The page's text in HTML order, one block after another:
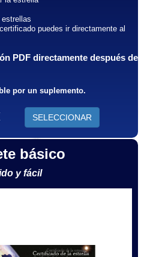
básico
y fácil
estrellas
puedes ir directamente al
PDF directamente después de
por un suplemento.
SELECCIONAR